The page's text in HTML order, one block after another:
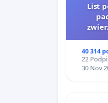
List
40 314
22
30 Nov